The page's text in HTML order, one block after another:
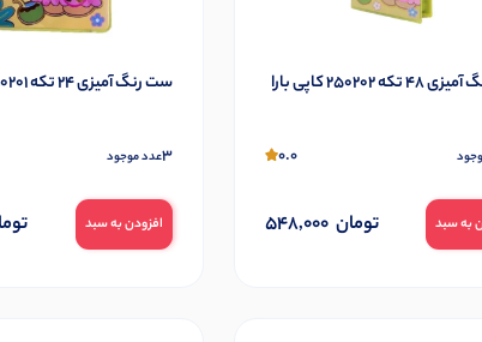
250202 کاپی بارا
0.0
به سبد 548,000 تومان
ست رنگ آمیزی 24 تکه 250201 کاپی بارا
3عدد موجود
افزودن به سبد